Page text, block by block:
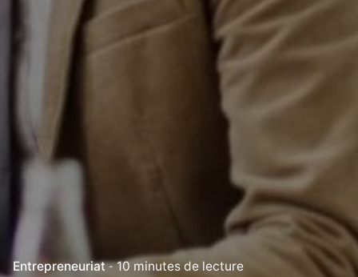
Entrepreneuriat 10 minutes de lecture